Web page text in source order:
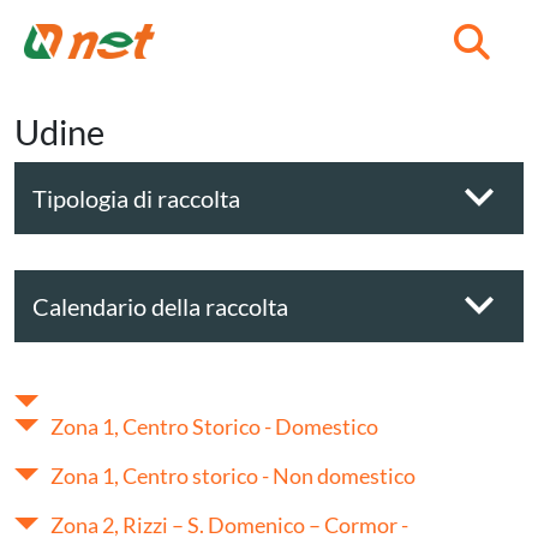
Udine
Tipologia di raccolta
Calendario della raccolta
Zona 1, Centro Storico - Domestico
Zona 1, Centro storico - Non domestico
Zona 2, Rizzi – S. Domenico – Cormor -